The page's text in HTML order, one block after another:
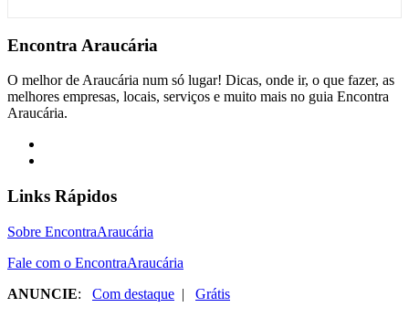
Encontra Araucária
O melhor de Araucária num só lugar! Dicas, onde ir, o que fazer, as
melhores empresas, locais, serviços e muito mais no guia Encontra
Araucária.
Links Rápidos
Sobre EncontraAraucária
Fale com o EncontraAraucária
ANUNCIE: Com destaque | Grátis